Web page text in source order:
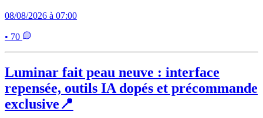
08/08/2026 à 07:00
• 70
Luminar fait peau neuve : interface
repensée, outils IA dopés et précommande
exclusive📍